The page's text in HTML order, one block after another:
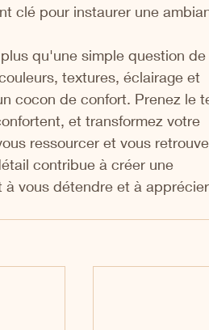
clé pour instaurer une
qu'une simple question de
textures, éclairage et
cocon de confort. Prenez le
et transformez votre
ressourcer et vous
contribue à créer une
vous détendre et à